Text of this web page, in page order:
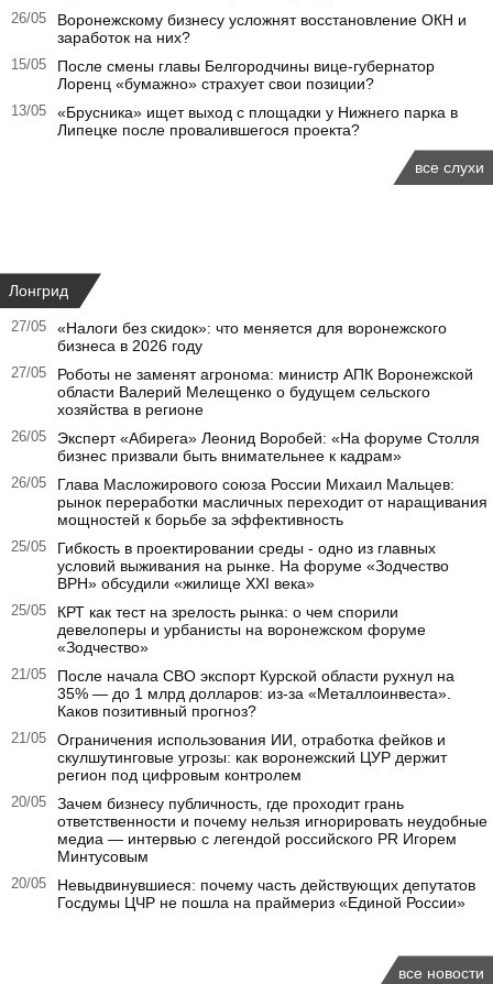
26/05
Воронежскому бизнесу усложнят восстановление ОКН и
заработок на них?
15/05
После смены главы Белгородчины вице-губернатор
Лоренц «бумажно» страхует свои позиции?
13/05
«Брусника» ищет выход с площадки у Нижнего парка в
Липецке после провалившегося проекта?
все слухи
Лонгрид
27/05
«Налоги без скидок»: что меняется для воронежского
бизнеса в 2026 году
27/05
Роботы не заменят агронома: министр АПК Воронежской
области Валерий Мелещенко о будущем сельского
хозяйства в регионе
26/05
Эксперт «Абирега» Леонид Воробей: «На форуме Столля
бизнес призвали быть внимательнее к кадрам»
26/05
Глава Масложирового союза России Михаил Мальцев:
рынок переработки масличных переходит от наращивания
мощностей к борьбе за эффективность
25/05
Гибкость в проектировании среды - одно из главных
условий выживания на рынке. На форуме «Зодчество
ВРН» обсудили «жилище XXI века»
25/05
КРТ как тест на зрелость рынка: о чем спорили
девелоперы и урбанисты на воронежском форуме
«Зодчество»
21/05
После начала СВО экспорт Курской области рухнул на
35% — до 1 млрд долларов: из-за «Металлоинвеста».
Каков позитивный прогноз?
21/05
Ограничения использования ИИ, отработка фейков и
скулшутинговые угрозы: как воронежский ЦУР держит
регион под цифровым контролем
20/05
Зачем бизнесу публичность, где проходит грань
ответственности и почему нельзя игнорировать неудобные
медиа — интервью с легендой российского PR Игорем
Минтусовым
20/05
Невыдвинувшиеся: почему часть действующих депутатов
Госдумы ЦЧР не пошла на праймериз «Единой России»
все новости